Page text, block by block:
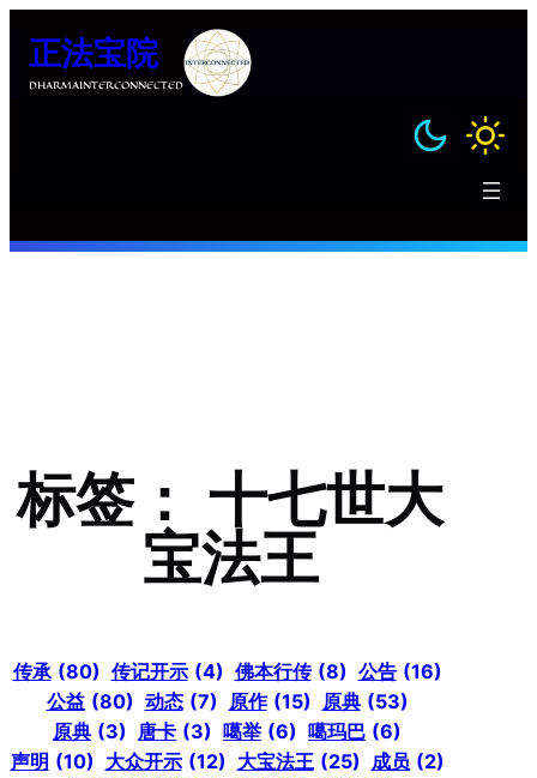
正法宝院
DHARMAINTERCONNECTED
标签： 十七世大
宝法王
传承 (80) 传记开示 (4) 佛本行传 (8) 公告 (16)
公益 (80) 动态 (7) 原作 (15) 原典 (53)
原典 (3) 唐卡 (3) 噶举 (6) 噶玛巴 (6)
声明 (10) 大众开示 (12) 大宝法王 (25) 成员 (2)